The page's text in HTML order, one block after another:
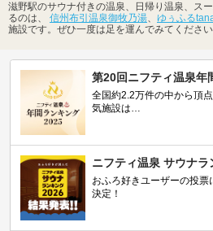
滋野駅のサウナ付きの温泉、日帰り温泉、ス
るのは、 信州布引温泉御牧乃湯、 ゆぅふる
施設です。ぜひ一度は足を運んでみてください
第20回ニフティ温泉年
全国約2.2万件の中から頂
気施設は…
ニフティ温泉 サウナ
おふろ好きユーザーの投
決定！